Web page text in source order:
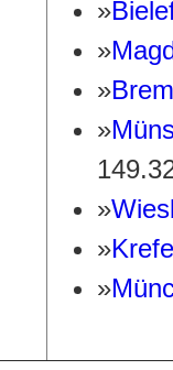
»
»
»
»
»
»
»